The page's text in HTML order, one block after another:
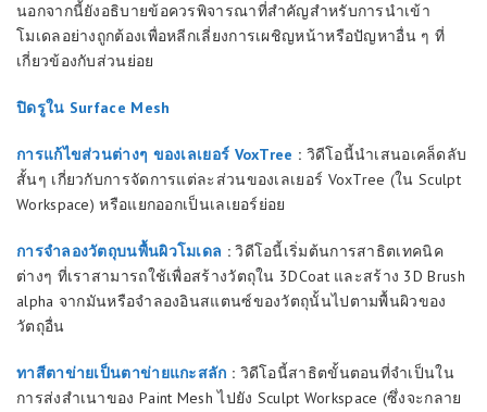
นอกจากนี้ยังอธิบายข้อควรพิจารณาที่สำคัญสำหรับการนำเข้า
โมเดลอย่างถูกต้องเพื่อหลีกเลี่ยงการเผชิญหน้าหรือปัญหาอื่น ๆ ที่
เกี่ยวข้องกับส่วนย่อย
ปิดรูใน Surface Mesh
การแก้ไขส่วนต่างๆ ของเลเยอร์ VoxTree : วิดีโอนี้นำเสนอเคล็ดลับ
สั้นๆ เกี่ยวกับการจัดการแต่ละส่วนของเลเยอร์ VoxTree (ใน Sculpt
Workspace) หรือแยกออกเป็นเลเยอร์ย่อย
การจำลองวัตถุบนพื้นผิวโมเดล :วิดีโอนี้เริ่มต้นการสาธิตเทคนิค
ต่างๆ ที่เราสามารถใช้เพื่อสร้างวัตถุใน 3DCoat และสร้าง 3D Brush
alpha จากมันหรือจำลองอินสแตนซ์ของวัตถุนั้นไปตามพื้นผิวของ
วัตถุอื่น
ทาสีตาข่ายเป็นตาข่ายแกะสลัก : วิดีโอนี้สาธิตขั้นตอนที่จำเป็นใน
การส่งสำเนาของ Paint Mesh ไปยัง Sculpt Workspace (ซึ่งจะกลาย